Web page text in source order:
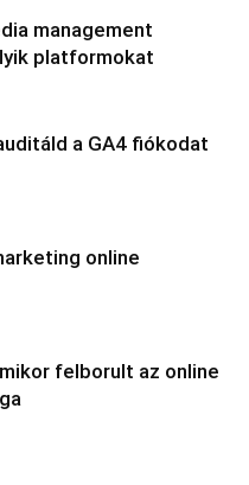
management
platformokat
a GA4 fiókodat
online
felborult az online